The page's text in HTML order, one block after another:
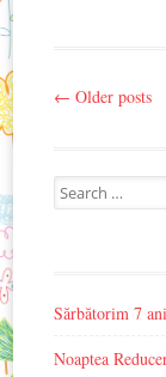
Post
← Older posts
Search
for:
Sărbătorim 7
Noaptea